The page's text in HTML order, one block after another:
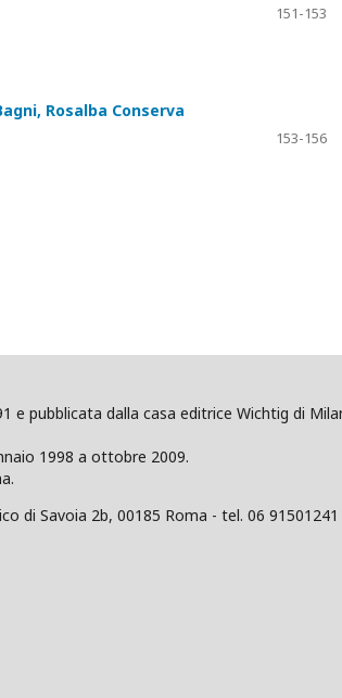
151-153
Rosalba Conserva
153-156
e pubblicata dalla casa editrice Wichtig di
1998 a ottobre 2009.
di Savoia 2b, 00185 Roma - tel. 06